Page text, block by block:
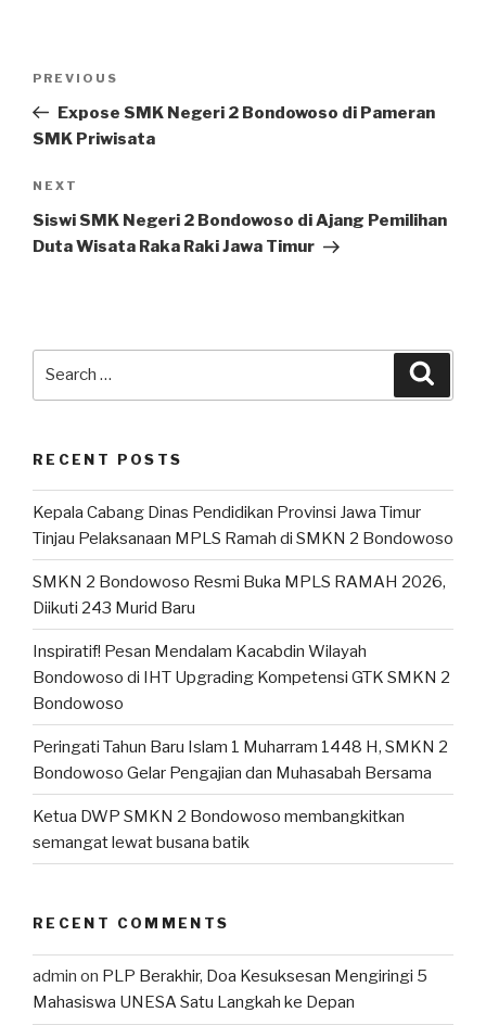
PREVIOUS
Expose SMK Negeri 2 Bondowoso di Pameran
SMK Priwisata
NEXT
Siswi SMK Negeri 2 Bondowoso di Ajang Pemilihan
Duta Wisata Raka Raki Jawa Timur
RECENT POSTS
Kepala Cabang Dinas Pendidikan Provinsi Jawa Timur
Tinjau Pelaksanaan MPLS Ramah di SMKN 2 Bondowoso
SMKN 2 Bondowoso Resmi Buka MPLS RAMAH 2026,
Diikuti 243 Murid Baru
Inspiratif! Pesan Mendalam Kacabdin Wilayah
Bondowoso di IHT Upgrading Kompetensi GTK SMKN 2
Bondowoso
Peringati Tahun Baru Islam 1 Muharram 1448 H, SMKN 2
Bondowoso Gelar Pengajian dan Muhasabah Bersama
Ketua DWP SMKN 2 Bondowoso membangkitkan
semangat lewat busana batik
RECENT COMMENTS
admin on PLP Berakhir, Doa Kesuksesan Mengiringi 5
Mahasiswa UNESA Satu Langkah ke Depan